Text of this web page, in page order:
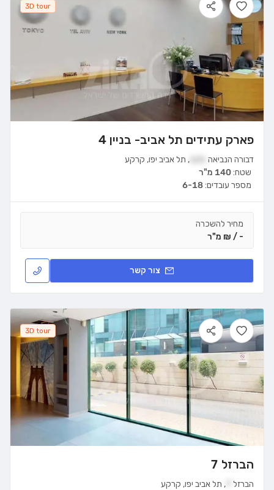
3D tour
פארק עתידים תל אביב- בניין 4
דבורה הנביאה , תל אביב יפו, קרקע
שטח:140 מ"ר
מספר עובדים:6-18
מחיר להשכרה
- / ₪ מ"ר
צור קשר
3D tour
הברזל 7
הברזל , תל אביב יפו, קרקע